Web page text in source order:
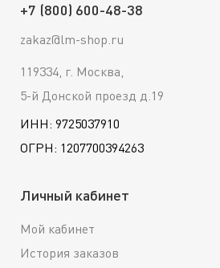
+7 (800) 600-48-38
zakaz@lm-shop.ru
119334, г. Москва,
5-й Донской проезд д.19
ИНН: 9725037910
ОГРН: 1207700394263
Личный кабинет
Мой кабинет
История заказов